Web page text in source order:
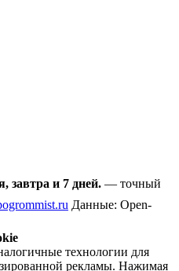
завтра и 7 дней. — точный
Данные: Open-
технологии для
рекламы. Нажимая